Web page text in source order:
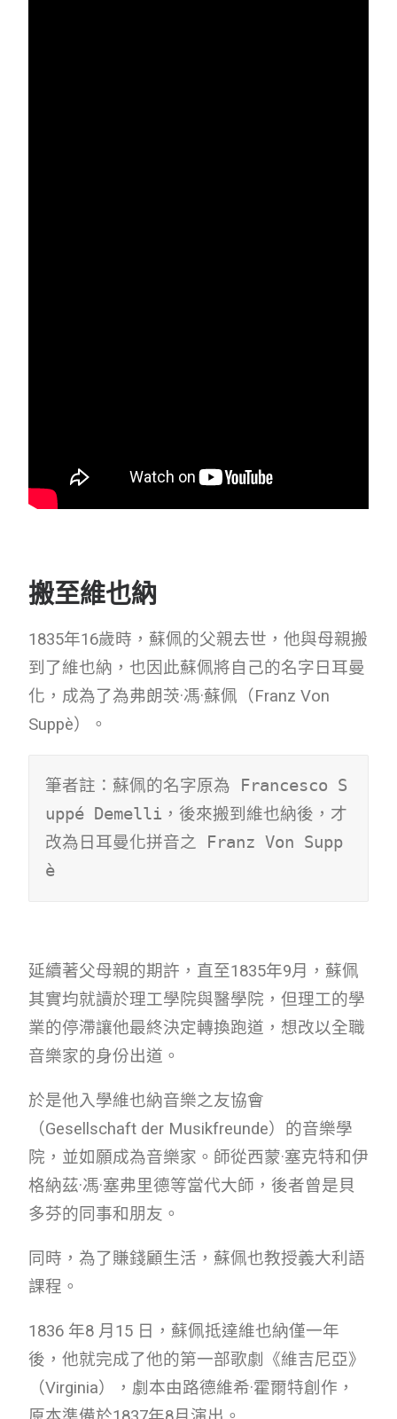
搬至維也納
1835年16歲時，蘇佩的父親去世，他與母親搬
到了維也納，也因此蘇佩將自己的名字日耳曼
化，成為了為弗朗茨·馮·蘇佩（Franz Von
Suppè）。
筆者註：蘇佩的名字原為 Francesco S
uppé Demelli，後來搬到維也納後，才
改為日耳曼化拼音之 Franz Von Supp
è
延續著父母親的期許，直至1835年9月，蘇佩
其實均就讀於理工學院與醫學院，但理工的學
業的停滯讓他最終決定轉換跑道，想改以全職
音樂家的身份出道。
於是他入學維也納音樂之友協會
（Gesellschaft der Musikfreunde）的音樂學
院，並如願成為音樂家。師從西蒙·塞克特和伊
格納茲·馮·塞弗里德等當代大師，後者曾是貝
多芬的同事和朋友。
同時，為了賺錢顧生活，蘇佩也教授義大利語
課程。
1836 年8 月15 日，蘇佩抵達維也納僅一年
後，他就完成了他的第一部歌劇《維吉尼亞》
（Virginia），劇本由路德維希·霍爾特創作，